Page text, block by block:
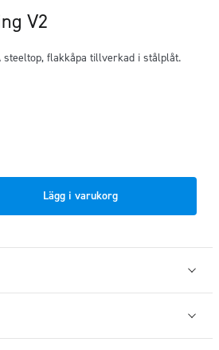
V2
steeltop, flakkåpa tillverkad i stålplåt.
Lägg i varukorg